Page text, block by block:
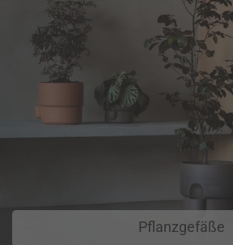
Pflanzgefäße